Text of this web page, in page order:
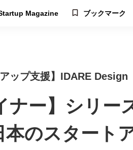
Magazine ブックマーク
ップ支援】IDARE Design
ナー】シリー
のスタート